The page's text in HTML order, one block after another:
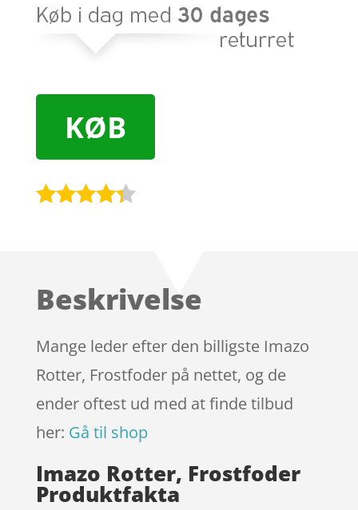
KØB
på
mmelser
Beskrivelse
Mange leder efter den billigste Imazo
Rotter, Frostfoder på nettet, og de
ender oftest ud med at finde tilbud
her: Gå til shop
Imazo Rotter, Frostfoder
Produktfakta